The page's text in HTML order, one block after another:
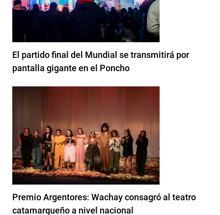
El partido final del Mundial se transmitirá por
pantalla gigante en el Poncho
Premio Argentores: Wachay consagró al teatro
catamarqueño a nivel nacional